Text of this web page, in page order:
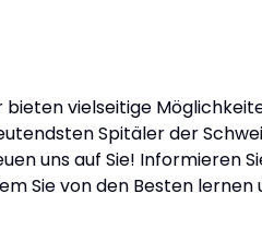
vielseitige
Spitäler der
uns auf Sie! Informieren
Sie von den Besten